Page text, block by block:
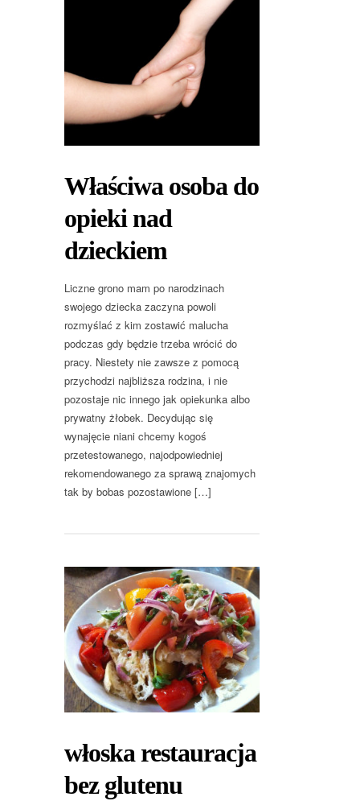
Właściwa osoba do
opieki nad
dzieckiem
Liczne grono mam po narodzinach
swojego dziecka zaczyna powoli
rozmyślać z kim zostawić malucha
podczas gdy będzie trzeba wrócić do
pracy. Niestety nie zawsze z pomocą
przychodzi najbliższa rodzina, i nie
pozostaje nic innego jak opiekunka albo
prywatny żłobek. Decydując się
wynajęcie niani chcemy kogoś
przetestowanego, najodpowiedniej
rekomendowanego za sprawą znajomych
tak by bobas pozostawione […]
włoska restauracja
bez glutenu